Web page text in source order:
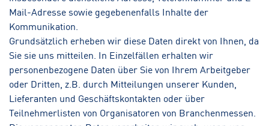
Mail-Adresse sowie gegebenenfalls Inhalte der
Kommunikation.
Grundsätzlich erheben wir diese Daten direkt von Ihnen, da
Sie sie uns mitteilen. In Einzelfällen erhalten wir
personenbezogene Daten über Sie von Ihrem Arbeitgeber
oder Dritten, z.B. durch Mitteilungen unserer Kunden,
Lieferanten und Geschäftskontakten oder über
Teilnehmerlisten von Organisatoren von Branchenmessen.